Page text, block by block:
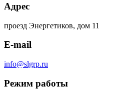
Адрес
проезд Энергетиков, дом 11
E-mail
info@slgrp.ru
Режим работы